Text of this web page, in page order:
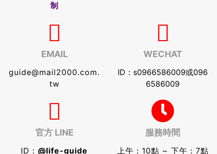
制
EMAIL
guide@mail2000.com.
tw
WECHAT
ID：s0966586009或096
6586009
官方 LINE
ID： @life-guide
服務時間
上午：10點 ~ 下午：7點